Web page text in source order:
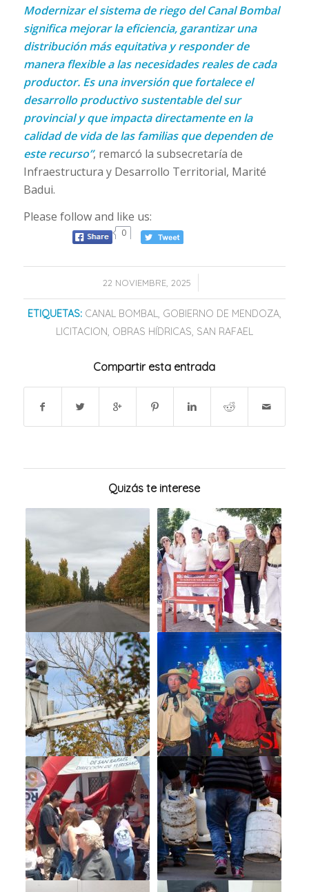
Modernizar el sistema de riego del Canal Bombal
significa mejorar la eficiencia, garantizar una
distribución más equitativa y responder de
manera flexible a las necesidades reales de cada
productor. Es una inversión que fortalece el
desarrollo productivo sustentable del sur
provincial y que impacta directamente en la
calidad de vida de las familias que dependen de
este recurso”, remarcó la subsecretaría de
Infraestructura y Desarrollo Territorial, Marité
Badui.
Please follow and like us:
0
22 NOVIEMBRE, 2025
/
ETIQUETAS: CANAL BOMBAL, GOBIERNO DE MENDOZA,
LICITACION, OBRAS HÍDRICAS, SAN RAFAEL
Compartir esta entrada
Quizás te interese